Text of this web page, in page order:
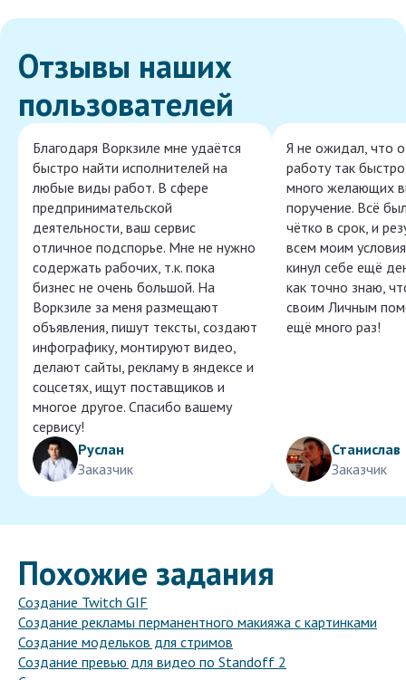
Отзывы наших
пользователей
Благодаря Воркзиле мне удаётся
быстро найти исполнителей на
любые виды работ. В сфере
предпринимательской
деятельности, ваш сервис
отличное подспорье. Мне не нужно
содержать рабочих, т.к. пока
бизнес не очень большой. На
Воркзиле за меня размещают
объявления, пишут тексты, создают
инфографику, монтируют видео,
делают сайты, рекламу в яндексе и
соцсетях, ищут поставщиков и
многое другое. Спасибо вашему
сервису!
Руслан
Заказчик
Я не ожидал, что
работу так
много желающих
поручение. Всё
чётко в срок, и
всем моим
кинул себе ещё
как точно знаю,
своим Личным
ещё много раз!
Станислав
Заказчик
Похожие задания
Создание Twitch GIF
Создание рекламы перманентного макияжа с картинками
Создание модельков для стримов
Создание превью для видео по Standoff 2